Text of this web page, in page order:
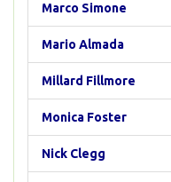
Marco Simone
Mario Almada
Millard Fillmore
Monica Foster
Nick Clegg